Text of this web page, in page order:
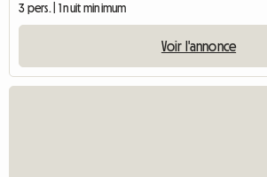
3 pers. | 1 nuit minimum
Voir l'annonce